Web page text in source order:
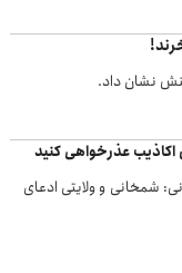
نشان داد.
عذرخواهی کنید
شمخانی و ولایتی ادعای